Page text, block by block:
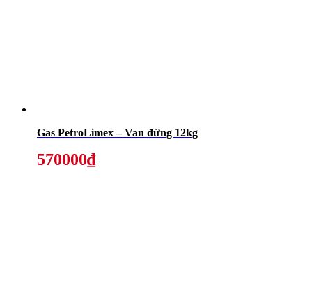
Gas PetroLimex – Van đứng 12kg
570000₫